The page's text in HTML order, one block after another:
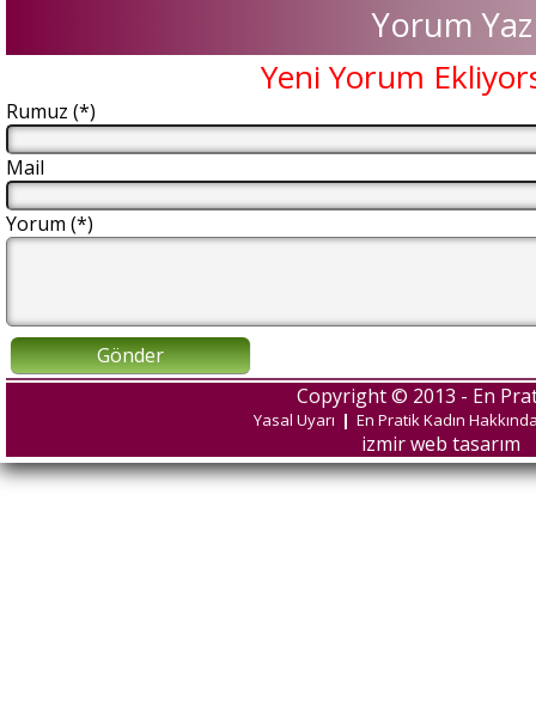
Yorum Yaz
Yeni Yorum
Rumuz (*)
Mail
Yorum (*)
Gönder
Copyright © 2013 - En
Yasal Uyarı | En Pratik Kadın
izmir web tasarım